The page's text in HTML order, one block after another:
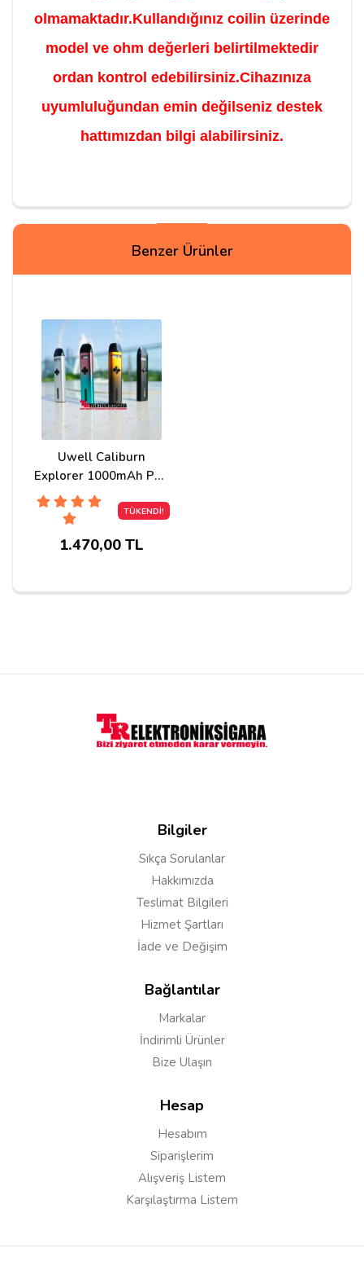
olmamaktadır.Kullandığınız coilin üzerinde
model ve ohm değerleri belirtilmektedir
ordan kontrol edebilirsiniz.Cihazınıza
uyumluluğundan emin değilseniz destek
hattımızdan bilgi alabilirsiniz.
Yorum Yapın
Yorumunuz*
Benzer Ürünler
Uwell Caliburn
Explorer 1000mAh Pod
Mod Elektronik Sigara
TÜKENDİ!
1.470,00 TL
Bilgiler
Sıkça Sorulanlar
Hakkımızda
Teslimat Bilgileri
Hizmet Şartları
İade ve Değişim
Bağlantılar
Markalar
İndirimli Ürünler
Bize Ulaşın
Hesap
Hesabım
Siparişlerim
Alışveriş Listem
Karşılaştırma Listem